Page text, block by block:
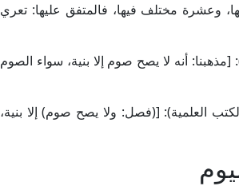
وعشرة مختلف فيها، فالمتفق عليها: تعري
في "المجموع" (6/ 300، ط. دار الفكر): [مذهبنا: أنه لا يصح صوم إلا بنية، سواء الصوم
الحنبلي في "كشاف القناع" (2/ 362، ط. دار الكتب العلمية): [(فصل: ولا يصح صوم) إلا بنية،